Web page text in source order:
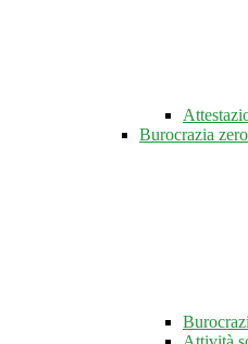
Burocrazia zero